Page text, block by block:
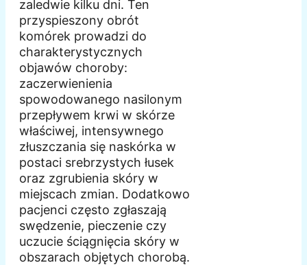
zaledwie kilku dni. Ten
przyspieszony obrót
komórek prowadzi do
charakterystycznych
objawów choroby:
zaczerwienienia
spowodowanego nasilonym
przepływem krwi w skórze
właściwej, intensywnego
złuszczania się naskórka w
postaci srebrzystych łusek
oraz zgrubienia skóry w
miejscach zmian. Dodatkowo
pacjenci często zgłaszają
swędzenie, pieczenie czy
uczucie ściągnięcia skóry w
obszarach objętych chorobą.